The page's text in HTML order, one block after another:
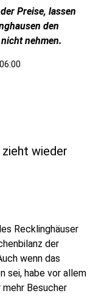
Preise, lassen
den
nehmen.
wieder
Recklinghäuser
der
wenn das
sei, habe vor allem
Besucher